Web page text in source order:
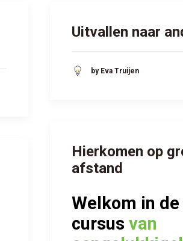
Uitvallen naar
by Eva Truijen
Hierkomen op
afstand
Welkom in
cursus van